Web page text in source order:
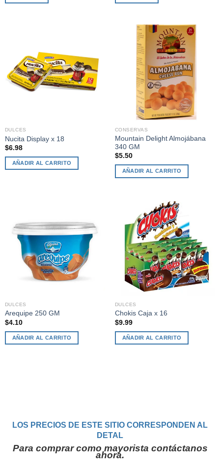
DULCES
Nucita Display x 18
$6.98
AÑADIR AL CARRITO
CONSERVAS
Mountain Delight Almojábana
340 GM
$5.50
AÑADIR AL CARRITO
DULCES
Arequipe 250 GM
$4.10
AÑADIR AL CARRITO
DULCES
Chokis Caja x 16
$9.99
AÑADIR AL CARRITO
LOS PRECIOS DE ESTE SITIO CORRESPONDEN AL
DETAL
Para comprar como mayorista contáctanos
ahora.